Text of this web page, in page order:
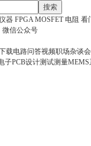
搜索
器 FPGA MOSFET 电阻 看
微信公众号
载电路问答视频职场杂谈
子PCB设计测试测量MEMS